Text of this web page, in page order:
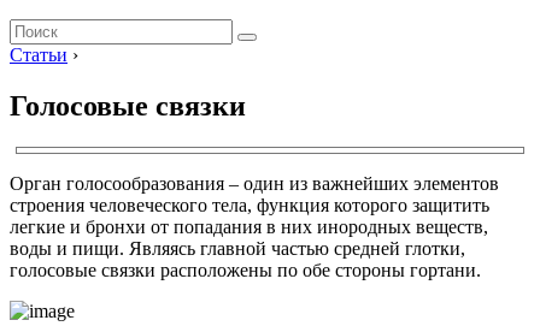
Статьи ›
Голосовые связки
Орган голосообразования – один из важнейших элементов
строения человеческого тела, функция которого защитить
легкие и бронхи от попадания в них инородных веществ,
воды и пищи. Являясь главной частью средней глотки,
голосовые связки расположены по обе стороны гортани.